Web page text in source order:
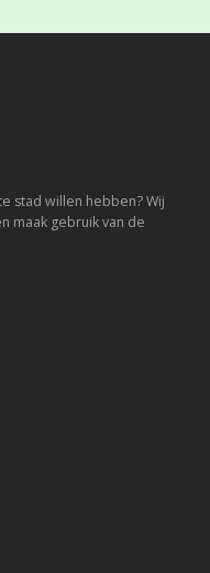
stad willen hebben? Wij
maak gebruik van de